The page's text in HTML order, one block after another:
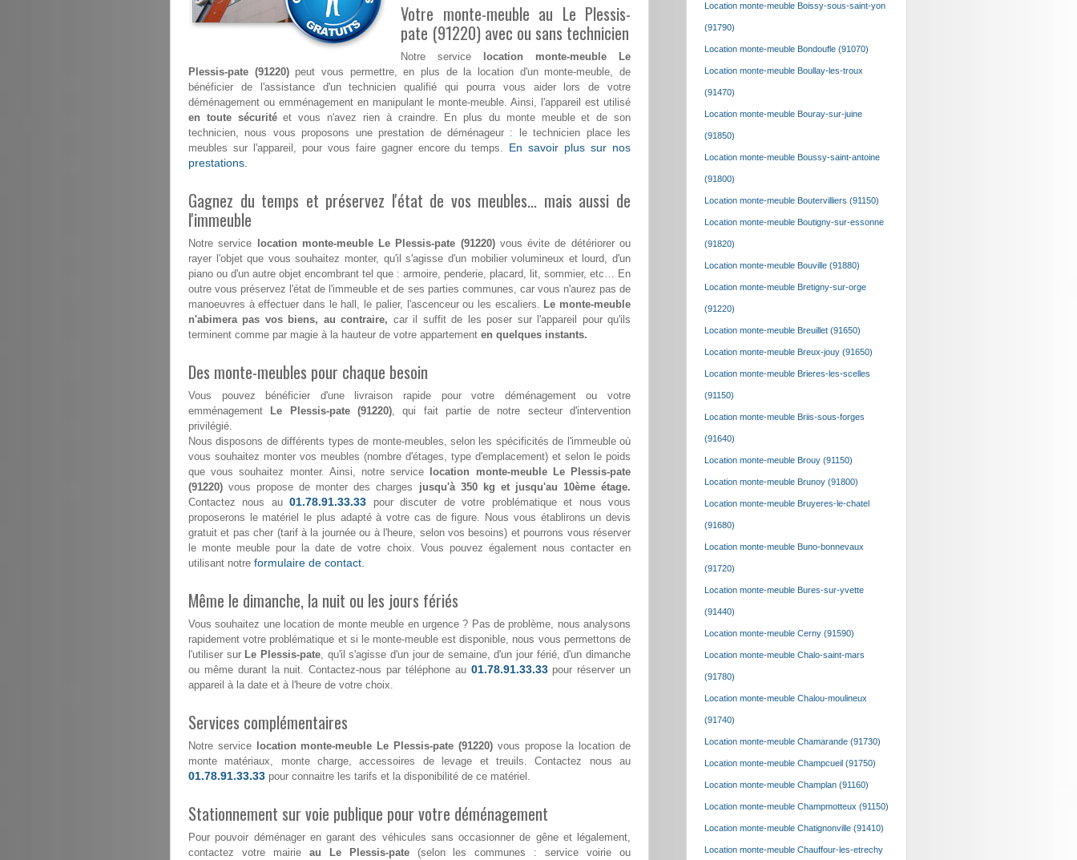
Votre monte-meuble au Le Plessis-
pate (91220) avec ou sans technicien
Notre service
location monte-meuble Le
Plessis-pate (91220)peut vous permettre, en plus de la location d'un monte-meuble, de
bénéficier de l'assistance d'un technicien qualifié qui pourra vous aider lors de votre
déménagement ou emménagement en manipulant le monte-meuble. Ainsi, l'appareil est utilisé
en toute sécuritéet vous n'avez rien à craindre. En plus du monte meuble et de son
technicien, nous vous proposons une prestation de déménageur : le technicien place les
meubles sur l'appareil, pour vous faire gagner encore du temps. En savoir plus sur nos
prestations.
Gagnez du temps et préservez l'état de vos meubles... mais aussi de
l'immeuble
Notre service location monte-meuble Le Plessis-pate (91220)vous évite de détériorer ou
rayer l'objet que vous souhaitez monter, qu'il s'agisse d'un mobilier volumineux et lourd, d'un
piano ou d'un autre objet encombrant tel que : armoire, penderie, placard, lit, sommier, etc… En
outre vous préservez l'état de l'immeuble et de ses parties communes, car vous n'aurez pas de
manoeuvres à effectuer dans le hall, le palier, l'ascenceur ou les escaliers. Le monte-meuble
n'abimera pas vos biens, au contraire, car il suffit de les poser sur l'appareil pour qu'ils
terminent comme par magie à la hauteur de votre appartement en quelques instants.
Des monte-meubles pour chaque besoin
Vous pouvez bénéficier d'une livraison rapide pour votre déménagement ou votre
emménagement
Le Plessis-pate (91220), qui fait partie de notre secteur d'intervention
privilégié.
Nous disposons de différents types de monte-meubles, selon les spécificités de l'immeuble où
vous souhaitez monter vos meubles (nombre d'étages, type d'emplacement) et selon le poids
que vous souhaitez monter. Ainsi, notre service
location monte-meuble Le Plessis-pate
(91220) vous propose de monter des charges jusqu'à 350 kg et jusqu'au 10ème étage.
Contactez nous au01.78.91.33.33 pour discuter de votre problématique et nous vous
proposerons le matériel le plus adapté à votre cas de figure. Nous vous établirons un devis
gratuit et pas cher (tarif à la journée ou à l'heure, selon vos besoins) et pourrons vous réserver
le monte meuble pour la date de votre choix. Vous pouvez également nous contacter en
utilisant notre formulaire de contact.
Même le dimanche, la nuit ou les jours fériés
Vous souhaitez une location de monte meuble en urgence ? Pas de problème, nous analysons
rapidement votre problématique et si le monte-meuble est disponible, nous vous permettons de
l'utiliser sur Le Plessis-pate, qu'il s'agisse d'un jour de semaine, d'un jour férié, d'un dimanche
ou même durant la nuit. Contactez-nous par téléphone au 01.78.91.33.33 pour réserver un
appareil à la date et à l'heure de votre choix.
Services complémentaires
Notre service location monte-meuble Le Plessis-pate (91220)vous propose la location de
monte matériaux, monte charge, accessoires de levage et treuils. Contactez nous au
01.78.91.33.33 pour connaitre les tarifs et la disponibilité de ce matériel.
Stationnement sur voie publique pour votre déménagement
Pour pouvoir déménager en garant des véhicules sans occasionner de gêne et légalement,
contactez votre mairie au Le Plessis-pate(selon les communes : service voirie ou
Location monte-meuble Boissy-sous-saint-yon
(91790)
Location monte-meuble Bondoufle (91070)
Location monte-meuble Boullay-les-troux
(91470)
Location monte-meuble Bouray-sur-juine
(91850)
Location monte-meuble Boussy-saint-antoine
(91800)
Location monte-meuble Boutervilliers (91150)
Location monte-meuble Boutigny-sur-essonne
(91820)
Location monte-meuble Bouville (91880)
Location monte-meuble Bretigny-sur-orge
(91220)
Location monte-meuble Breuillet (91650)
Location monte-meuble Breux-jouy (91650)
Location monte-meuble Brieres-les-scelles
(91150)
Location monte-meuble Briis-sous-forges
(91640)
Location monte-meuble Brouy (91150)
Location monte-meuble Brunoy (91800)
Location monte-meuble Bruyeres-le-chatel
(91680)
Location monte-meuble Buno-bonnevaux
(91720)
Location monte-meuble Bures-sur-yvette
(91440)
Location monte-meuble Cerny (91590)
Location monte-meuble Chalo-saint-mars
(91780)
Location monte-meuble Chalou-moulineux
(91740)
Location monte-meuble Chamarande (91730)
Location monte-meuble Champcueil (91750)
Location monte-meuble Champlan (91160)
Location monte-meuble Champmotteux (91150)
Location monte-meuble Chatignonville (91410)
Location monte-meuble Chauffour-les-etrechy